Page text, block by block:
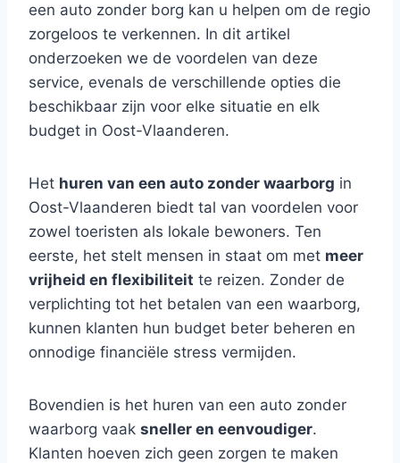
een auto zonder borg kan u helpen om de regio
zorgeloos te verkennen. In dit artikel
onderzoeken we de voordelen van deze
service, evenals de verschillende opties die
beschikbaar zijn voor elke situatie en elk
budget in Oost-Vlaanderen.
Het huren van een auto zonder waarborg in
Oost-Vlaanderen biedt tal van voordelen voor
zowel toeristen als lokale bewoners. Ten
eerste, het stelt mensen in staat om met meer
vrijheid en flexibiliteit te reizen. Zonder de
verplichting tot het betalen van een waarborg,
kunnen klanten hun budget beter beheren en
onnodige financiële stress vermijden.
Bovendien is het huren van een auto zonder
waarborg vaak sneller en eenvoudiger.
Klanten hoeven zich geen zorgen te maken